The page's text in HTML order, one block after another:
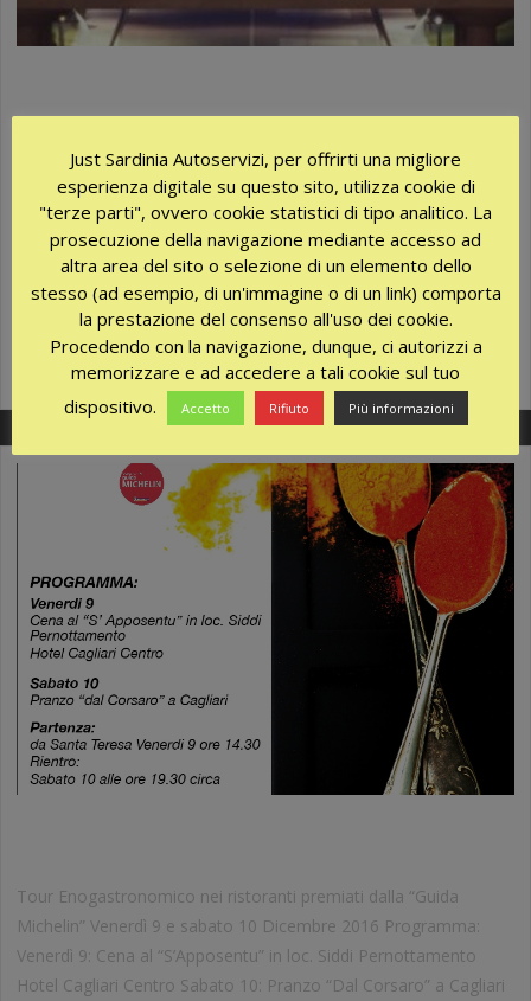
RIMINI
Quest’anno siamo presenti alla 54° edizione della Fiera B2B del
Settore Turistico di Rimini. Ci troverai i giorni 12-13-14 ottobre
2017 e potrai conoscere in anteprima le novità, offerte ed i
nuovi servizi per la stagione turistica 2018. Siamo presso il
Padiglione C5 – Corsia 5 – Stand 131bis.
Ottobre 3, 2017
No Comments
More
Tour Enogastronomico nei ristoranti premiati dalla “Guida
Michelin” Venerdì 9 e sabato 10 Dicembre 2016 Programma:
Venerdì 9: Cena al “S’Apposentu” in loc. Siddi Pernottamento
Hotel Cagliari Centro Sabato 10: Pranzo “Dal Corsaro” a Cagliari
Just Sardinia Autoservizi, per offrirti una migliore
esperienza digitale su questo sito, utilizza cookie di
"terze parti", ovvero cookie statistici di tipo analitico. La
prosecuzione della navigazione mediante accesso ad
altra area del sito o selezione di un elemento dello
stesso (ad esempio, di un'immagine o di un link) comporta
la prestazione del consenso all'uso dei cookie.
Procedendo con la navigazione, dunque, ci autorizzi a
memorizzare e ad accedere a tali cookie sul tuo
dispositivo.
Accetto Rifiuto Più informazioni